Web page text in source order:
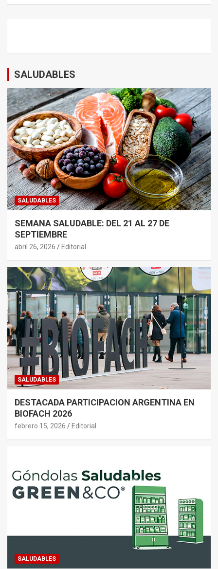
SALUDABLES
SALUDABLES
SEMANA SALUDABLE: DEL 21 AL 27 DE
SEPTIEMBRE
abril 26, 2026 Editorial
SALUDABLES
DESTACADA PARTICIPACION ARGENTINA EN
BIOFACH 2026
febrero 15, 2026 Editorial
SALUDABLES